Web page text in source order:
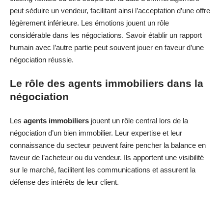
peut séduire un vendeur, facilitant ainsi l’acceptation d’une offre
légèrement inférieure. Les émotions jouent un rôle
considérable dans les négociations. Savoir établir un rapport
humain avec l’autre partie peut souvent jouer en faveur d’une
négociation réussie.
Le rôle des agents immobiliers dans la
négociation
Les agents immobiliers jouent un rôle central lors de la
négociation d’un bien immobilier. Leur expertise et leur
connaissance du secteur peuvent faire pencher la balance en
faveur de l’acheteur ou du vendeur. Ils apportent une visibilité
sur le marché, facilitent les communications et assurent la
défense des intérêts de leur client.